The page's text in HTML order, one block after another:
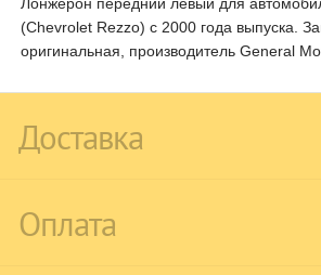
(Chevrolet Rezzo) с 2000 года выпуска.
оригинальная, производитель General
Доставка
Оплата